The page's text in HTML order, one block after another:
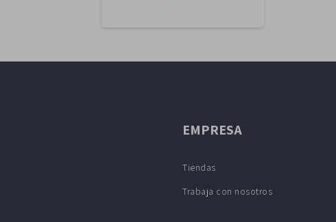
EMPRESA
Tiendas
Trabaja con nosotros